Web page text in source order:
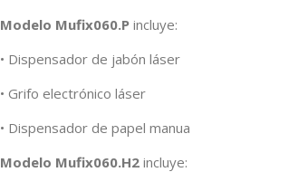
Modelo Mufix060.P incluye:
• Dispensador de jabón láser
• Grifo electrónico láser
• Dispensador de papel manua
Modelo Mufix060.H2 incluye: